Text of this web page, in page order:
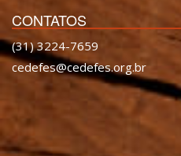
CONTATOS
(31) 3224-7659
cedefes@cedefes.org.br